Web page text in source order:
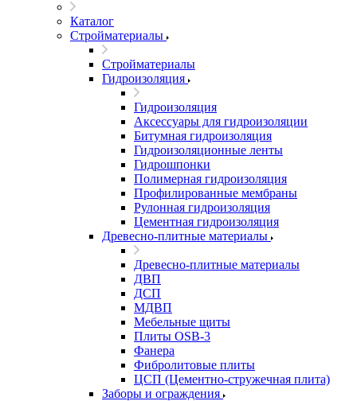
Каталог
Стройматериалы
Стройматериалы
Гидроизоляция
Гидроизоляция
Аксессуары для гидроизоляции
Битумная гидроизоляция
Гидроизоляционные ленты
Гидрошпонки
Полимерная гидроизоляция
Профилированные мембраны
Рулонная гидроизоляция
Цементная гидроизоляция
Древесно-плитные материалы
Древесно-плитные материалы
ДВП
ДСП
МДВП
Мебельные щиты
Плиты OSB-3
Фанера
Фибролитовые плиты
ЦСП (Цементно-стружечная плита)
Заборы и ограждения